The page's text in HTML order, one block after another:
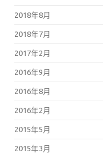
2018年8月
2018年7月
2017年2月
2016年9月
2016年8月
2016年2月
2015年5月
2015年3月